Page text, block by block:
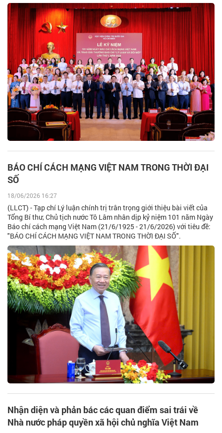
BÁO CHÍ CÁCH MẠNG VIỆT NAM TRONG THỜI ĐẠI
SỐ
18/06/2026 16:27
(LLCT) - Tạp chí Lý luận chính trị trân trọng giới thiệu bài viết của
Tổng Bí thư, Chủ tịch nước Tô Lâm nhân dịp kỷ niệm 101 năm Ngày
Báo chí cách mạng Việt Nam (21/6/1925 - 21/6/2026) với tiêu đề:
"BÁO CHÍ CÁCH MẠNG VIỆT NAM TRONG THỜI ĐẠI SỐ".
Nhận diện và phản bác các quan điểm sai trái về
Nhà nước pháp quyền xã hội chủ nghĩa Việt Nam